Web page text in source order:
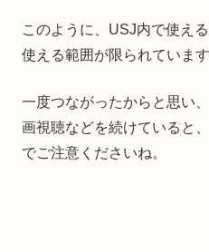
このように、USJ内で使える
使える範囲が限られています
一度つながったからと思い
画視聴などを続けていると
でご注意くださいね。